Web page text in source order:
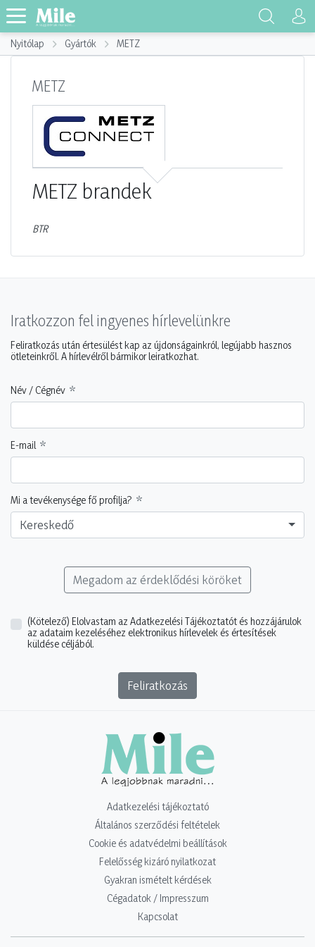
Nyitólap Gyártók METZ
METZ
METZ brandek
BTR
Iratkozzon fel ingyenes hírlevelünkre
Feliratkozás után értesülést kap az újdonságainkról, legújabb hasznos
ötleteinkről. A hírlevélről bármikor leiratkozhat.
Név / Cégnév
E-mail
Mi a tevékenysége fő profilja?
Kereskedő
Megadom az érdeklődési köröket
(Kötelező) Elolvastam az Adatkezelési Tájékoztatót és hozzájárulok
az adataim kezeléséhez elektronikus hírlevelek és értesítések
küldése céljából.
Feliratkozás
Adatkezelési tájékoztató
Általános szerződési feltételek
Cookie és adatvédelmi beállítások
Felelősség kizáró nyilatkozat
Gyakran ismételt kérdések
Cégadatok / Impresszum
Kapcsolat